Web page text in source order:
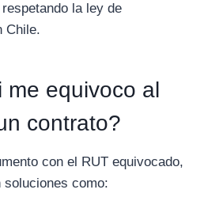
la ley de
Chile.
me equivoco al
contrato?
con el RUT equivocado,
como: